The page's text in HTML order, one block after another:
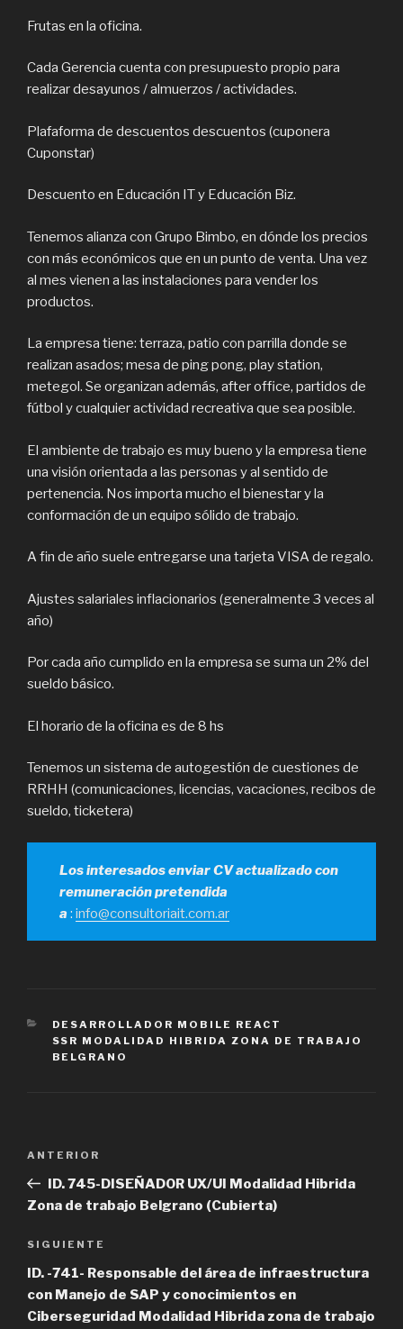
Frutas en la oficina.
Cada Gerencia cuenta con presupuesto propio para
realizar desayunos / almuerzos / actividades.
Plafaforma de descuentos descuentos (cuponera
Cuponstar)
Descuento en Educación IT y Educación Biz.
Tenemos alianza con Grupo Bimbo, en dónde los precios
con más económicos que en un punto de venta. Una vez
al mes vienen a las instalaciones para vender los
productos.
La empresa tiene: terraza, patio con parrilla donde se
realizan asados; mesa de ping pong, play station,
metegol. Se organizan además, after office, partidos de
fútbol y cualquier actividad recreativa que sea posible.
El ambiente de trabajo es muy bueno y la empresa tiene
una visión orientada a las personas y al sentido de
pertenencia. Nos importa mucho el bienestar y la
conformación de un equipo sólido de trabajo.
A fin de año suele entregarse una tarjeta VISA de regalo.
Ajustes salariales inflacionarios (generalmente 3 veces al
año)
Por cada año cumplido en la empresa se suma un 2% del
sueldo básico.
El horario de la oficina es de 8 hs
Tenemos un sistema de autogestión de cuestiones de
RRHH (comunicaciones, licencias, vacaciones, recibos de
sueldo, ticketera)
Los interesados enviar CV actualizado con
remuneración pretendida
a: info@consultoriait.com.ar
CATEGORÍAS
DESARROLLADOR MOBILE REACT
SSR MODALIDAD HIBRIDA ZONA DE TRABAJO
BELGRANO
entradas
Entrada
anterior
ANTERIOR
ID. 745-DISEÑADOR UX/UI Modalidad Hibrida
Zona de trabajo Belgrano (Cubierta)
Siguiente
entrada
SIGUIENTE
ID. -741- Responsable del área de infraestructura
con Manejo de SAP y conocimientos en
Ciberseguridad Modalidad Hibrida zona de trabajo